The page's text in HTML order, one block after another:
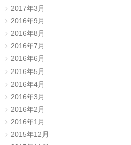
2017年3月
2016年9月
2016年8月
2016年7月
2016年6月
2016年5月
2016年4月
2016年3月
2016年2月
2016年1月
2015年12月